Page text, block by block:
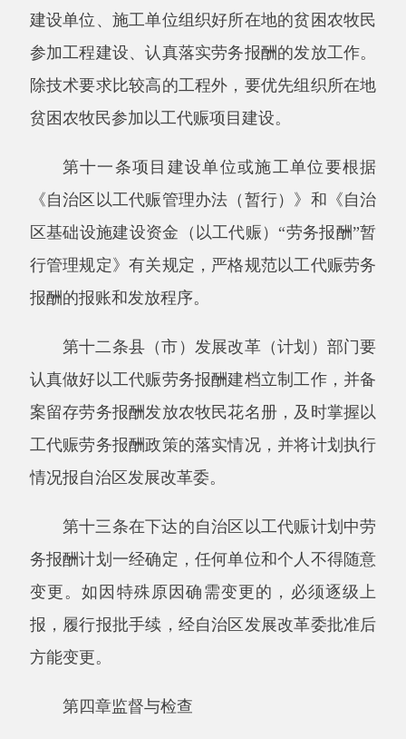
认真做好以工代赈劳务报酬建档立制工作，并备
案留存劳务报酬发放农牧民花名册，及时掌握以
工代赈劳务报酬政策的落实情况，并将计划执行
情况报自治区发展改革委。
务报酬计划一经确定，任何单位和个人不得随意
变更。如因特殊原因确需变更的，必须逐级上
报，履行报批手续，经自治区发展改革委批准后
方能变更。
第四章监督与检查
第十四条实施劳务报酬政策的以工代赈项目
要严格执行公示制度。项目建设单位、施工单位
应在当地发展改革（计划）部门的指导下，研究
确定公示程序和公示内容，在项目所在的乡、村
张榜公布，接受广大群众的监督。
立健全以工代赈劳务报酬监督检查制度，定期检
查监督，发现问题及时纠正。
门进行通报批评，并酌情调减当地下一年度以工
代赈投资规模；对挪用、挤占、贪污、骗取以工